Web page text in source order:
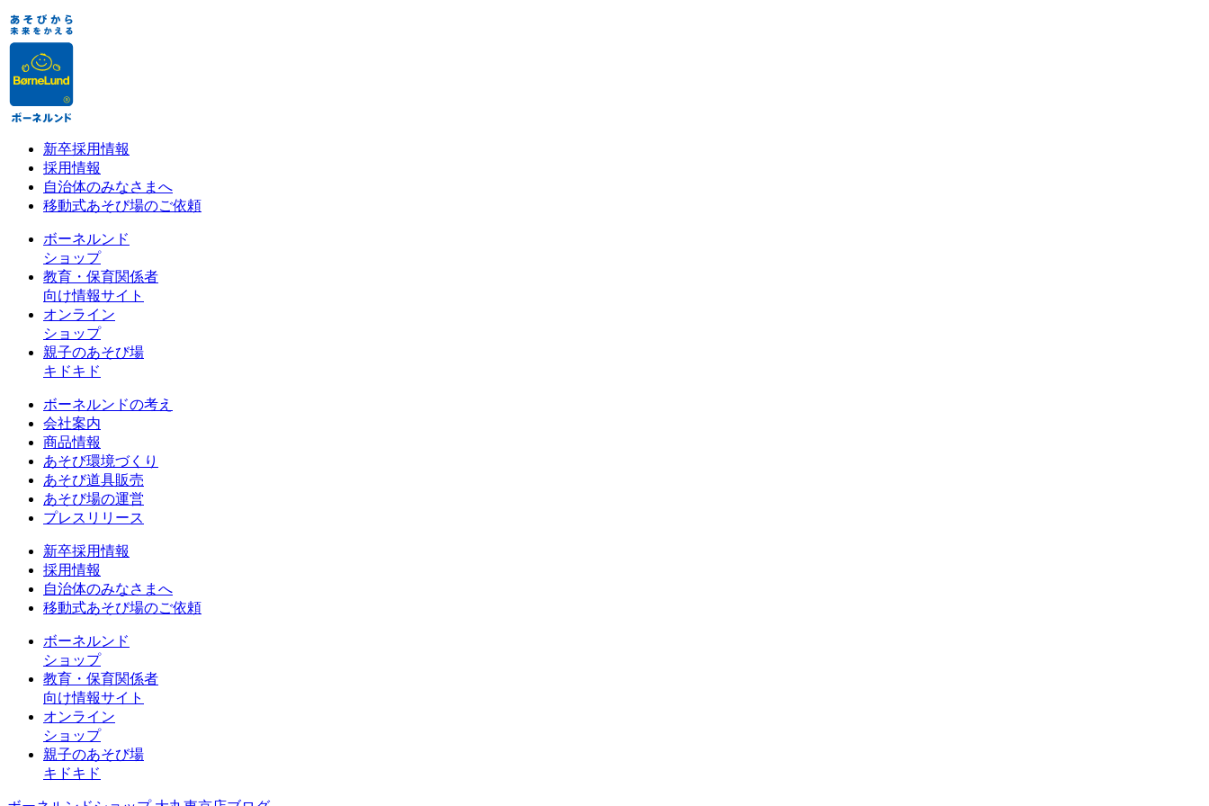
新卒採用情報
採用情報
自治体のみなさまへ
移動式あそび場のご依頼
ボーネルンド
ショップ
教育・保育関係者
向け情報サイト
オンライン
ショップ
親子のあそび場
キドキド
ボーネルンドの考え
会社案内
商品情報
あそび環境づくり
あそび道具販売
あそび場の運営
プレスリリース
新卒採用情報
採用情報
自治体のみなさまへ
移動式あそび場のご依頼
ボーネルンド
ショップ
教育・保育関係者
向け情報サイト
オンライン
ショップ
親子のあそび場
キドキド